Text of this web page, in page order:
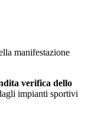
manifestazione
verifica dello
impianti sportivi